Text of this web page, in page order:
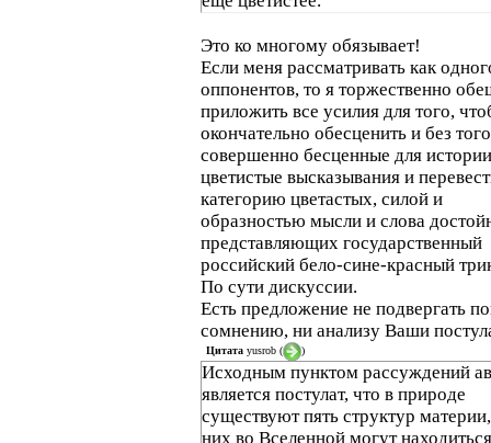
Это ко многому обязывает!
Если меня рассматривать как
оппонентов, то я торжественно
приложить все усилия для того,
окончательно обесценить и без того
совершенно бесценные для истории
цветистые высказывания и
категорию цветастых, силой и
образностью мысли и слова
представляющих государственный
российский бело-сине-красный
По сути дискуссии.
Есть предложение не подвергать
сомнению, ни анализу Ваши
Цитата yusrob ( )
Исходным пунктом рассуждений
является постулат, что в природе
существуют пять структур
них во Вселенной могут находиться